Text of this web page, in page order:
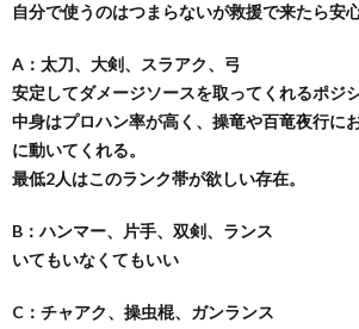
自分で使うのはつまらないが救援で来たら安
A：太刀、大剣、スラアク、弓
安定してダメージソースを取ってくれるポジシ
中身はプロハン率が高く、操竜や百竜夜行に
に動いてくれる。
最低2人はこのランク帯が欲しい存在。
B：ハンマー、片手、双剣、ランス
いてもいなくてもいい
C：チャアク、操虫棍、ガンランス